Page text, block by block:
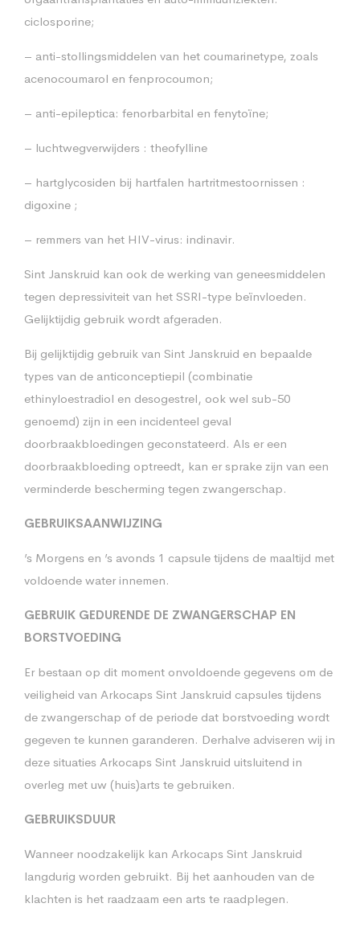
ciclosporine;
– anti-stollingsmiddelen van het coumarinetype, zoals
acenocoumarol en fenprocoumon;
– anti-epileptica: fenorbarbital en fenytoïne;
– luchtwegverwijders : theofylline
– hartglycosiden bij hartfalen hartritmestoornissen :
digoxine ;
– remmers van het HIV-virus: indinavir.
Sint Janskruid kan ook de werking van geneesmiddelen
tegen depressiviteit van het SSRI-type beïnvloeden.
Gelijktijdig gebruik wordt afgeraden.
Bij gelijktijdig gebruik van Sint Janskruid en bepaalde
types van de anticonceptiepil (combinatie
ethinyloestradiol en desogestrel, ook wel sub-50
genoemd) zijn in een incidenteel geval
doorbraakbloedingen geconstateerd. Als er een
doorbraakbloeding optreedt, kan er sprake zijn van een
verminderde bescherming tegen zwangerschap.
GEBRUIKSAANWIJZING
’s Morgens en ’s avonds 1 capsule tijdens de maaltijd met
voldoende water innemen.
GEBRUIK GEDURENDE DE ZWANGERSCHAP EN
BORSTVOEDING
Er bestaan op dit moment onvoldoende gegevens om de
veiligheid van Arkocaps Sint Janskruid capsules tijdens
de zwangerschap of de periode dat borstvoeding wordt
gegeven te kunnen garanderen. Derhalve adviseren wij in
deze situaties Arkocaps Sint Janskruid uitsluitend in
overleg met uw (huis)arts te gebruiken.
GEBRUIKSDUUR
Wanneer noodzakelijk kan Arkocaps Sint Janskruid
langdurig worden gebruikt. Bij het aanhouden van de
klachten is het raadzaam een arts te raadplegen.